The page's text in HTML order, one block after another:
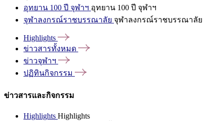
อุทยาน 100 ปี จุฬาฯ อุทยาน 100 ปี จุฬาฯ
จุฬาลงกรณ์ราชบรรณาลัย จุฬาลงกรณ์ราชบรรณาลัย
Highlights
ข่าวสารทั้งหมด
ข่าวจุฬาฯ
ปฏิทินกิจกรรม
ข่าวสารและกิจกรรม
Highlights Highlights